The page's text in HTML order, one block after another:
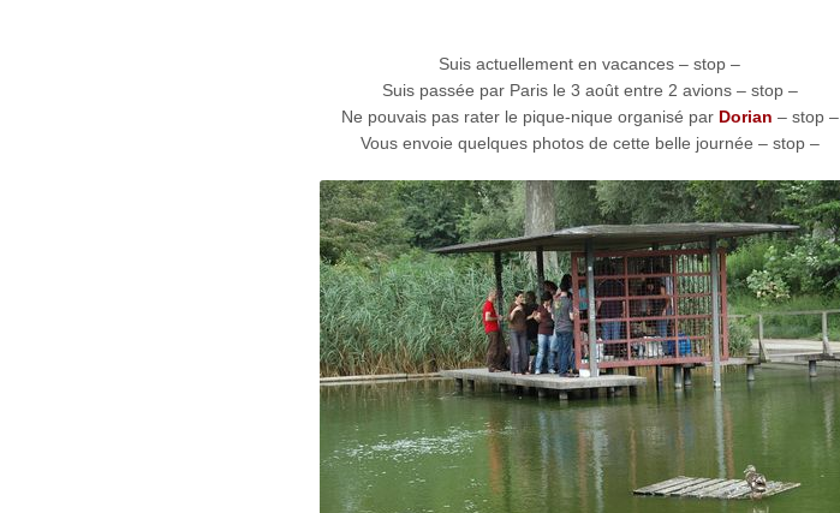
Suis actuellement en vacances – stop –
Suis passée par Paris le 3 août entre 2 avions – stop –
Ne pouvais pas rater le pique-nique organisé par Dorian – stop –
Vous envoie quelques photos de cette belle journée – stop –